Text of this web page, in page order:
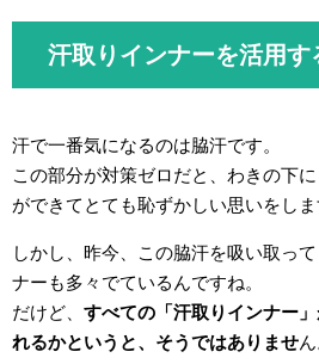
汗取りインナーを活用す
汗で一番気になるのは脇汗です。
この部分が対策ゼロだと、わきの下
ができてとても恥ずかしい思いをしま
しかし、昨今、この脇汗を吸い取っ
ナーも多々でているんですね。
だけど、 すべての「汗取りインナー
れるかというと、そうではありません